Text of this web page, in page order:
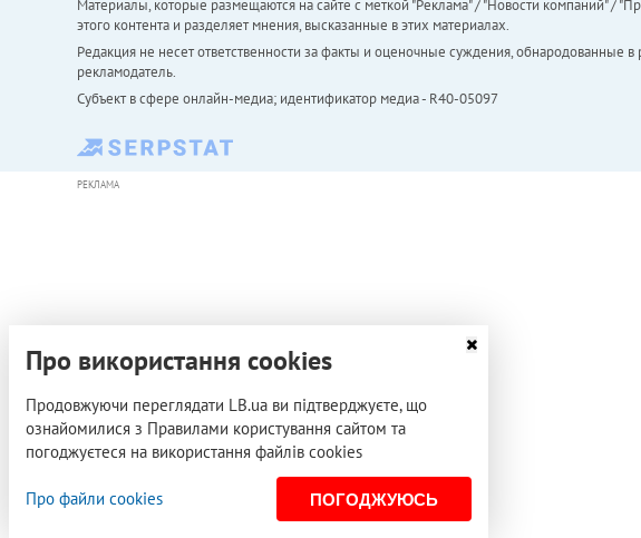
Материалы, которые размещаются на сайте с меткой "Реклама" / "Новости компаний" /
этого контента и разделяет мнения, высказанные в этих материалах.
Редакция не несет ответственности за факты и оценочные суждения, обнародованные
рекламодатель.
Субъект в сфере онлайн-медиа; идентификатор медиа - R40-05097
РЕКЛАМА
Про використання cookies
Продовжуючи переглядати LB.ua ви підтверджуєте, що
ознайомилися з Правилами користування сайтом та
погоджуєтеся на використання файлів cookies
Про файли cookies ПОГОДЖУЮСЬ